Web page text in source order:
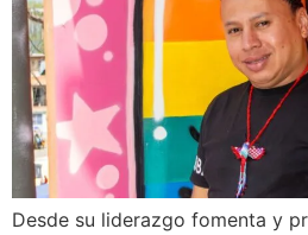
Desde su liderazgo fomenta y